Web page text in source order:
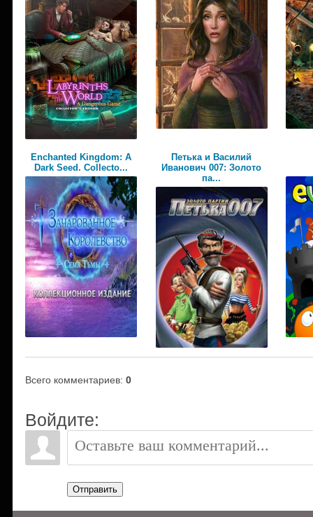
Enchanted Kingdom: A
Dark Seed. Collecto...
Петька и Василий
Иванович 007: Золото
па...
Всего комментариев: 0
Войдите:
Отправить